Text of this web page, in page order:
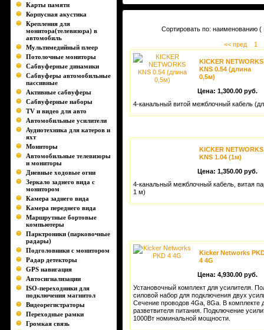
Карты памяти
Корпусная акустика
Крепления для
монитора(телевизора) в
автомобиль
Мультимедийный плеер
Потолочные мониторы
Сабвуферные динамики
Сабвуферы автомобильные
пассивные
Активные сабвуферы
Сабвуферные наборы
TV и видео для авто
Автомобильные усилители
Аудиотехника для катеров и
яхт
Мониторы
Автомобильные телевизоры
и мониторы
Дневные ходовые огни
Зеркало заднего вида с
монитором
Камера заднего вида
Камера переднего вида
Маршрутные бортовые
компьютеры
Парктроники (парковочные
радары)
Подголовники с монитором
Радар детекторы
GPS навигация
Автосигнализации
ISO-переходники для
подключения магнитол
Видеорегистраторы
Переходные рамки
Громкая связь
Сортировать по: наименованию (
<< пред 1
KICKER NETWORKS
KNS 0.54 (длина
0,5м)
Цена: 1,300.00 руб.
4-канальный витой межблочный кабель
KICKER NETWORKS
KNS 1.04 (1м)
Цена: 1,350.00 руб.
4-канальный межблочный кабель, витая
1 м)
Kicker Networks
4 4G
Цена: 4,930.00 руб.
Установочный комплект для усилителя.
силовой набор для подключения двух
Сечение проводов 4Ga, 8Ga. В комплекте
разветвителя питания. Подключение
1000Вт номинальной мощности.